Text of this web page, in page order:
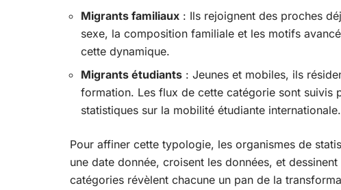
Migrants familiaux : Ils rejoignent des proches
sexe, la composition familiale et les motifs
cette dynamique.
Migrants étudiants : Jeunes et mobiles, ils
formation. Les flux de cette catégorie sont suivis
statistiques sur la mobilité étudiante internationale.
Pour affiner cette typologie, les organismes de
une date donnée, croisent les données, et
catégories révèlent chacune un pan de la